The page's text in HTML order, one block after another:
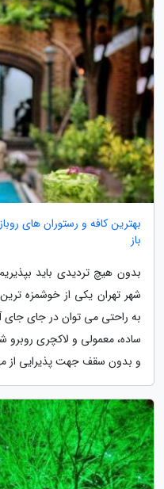
بهترین کافه و رستوران های
باز
بدون هیچ تردیدی باید
شهر تهران یکی از خوشمزه
به راحتی می توان در جای جای
ساده، معمولی و لاکچری روبرو
و بدون سقف جهت پذیرایی از